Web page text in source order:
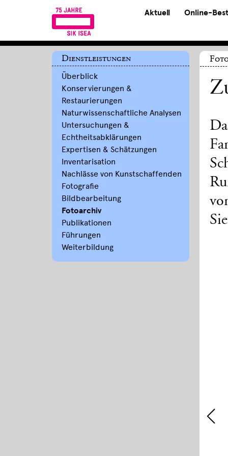
Aktuell Online-
Dienstleistungen
Überblick
Konservierungen &
Restaurierungen
Naturwissenschaftliche Analysen
Untersuchungen &
Echtheitsabklärungen
Expertisen & Schätzungen
Inventarisation
Nachlässe von Kunstschaffenden
Fotografie
Bildbearbeitung
Fotoarchiv
Publikationen
Führungen
Weiterbildung